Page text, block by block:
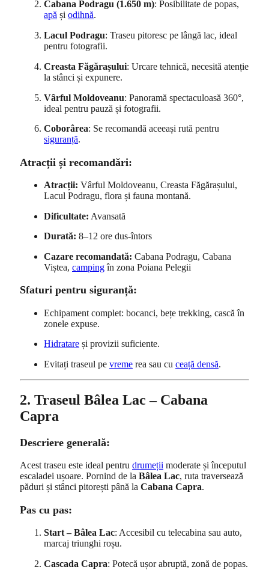
Cabana Podragu (1.650 m): Posibilitate de popas,
apă și odihnă.
Lacul Podragu: Traseu pitoresc pe lângă lac, ideal
pentru fotografii.
Creasta Făgărașului: Urcare tehnică, necesită atenție
la stânci și expunere.
Vârful Moldoveanu: Panoramă spectaculoasă 360°,
ideal pentru pauză și fotografii.
Coborârea: Se recomandă aceeași rută pentru
siguranță.
Atracții și recomandări:
Atracții: Vârful Moldoveanu, Creasta Făgărașului,
Lacul Podragu, flora și fauna montană.
Dificultate: Avansată
Durată: 8–12 ore dus-întors
Cazare recomandată: Cabana Podragu, Cabana
Viștea, campingîn zona Poiana Pelegii
Sfaturi pentru siguranță:
Echipament complet: bocanci, bețe trekking, cască în
zonele expuse.
Hidratare și provizii suficiente.
Evitați traseul pe vreme rea sau cu ceață densă.
2. Traseul Bâlea Lac – Cabana
Capra
Descriere generală:
Acest traseu este ideal pentru drumeții moderate și începutul
escaladei ușoare. Pornind de la Bâlea Lac, ruta traversează
păduri și stânci pitorești până la Cabana Capra.
Pas cu pas:
Start – Bâlea Lac: Accesibil cu telecabina sau auto,
marcaj triunghi roșu.
Cascada Capra: Potecă ușor abruptă, zonă de popas.